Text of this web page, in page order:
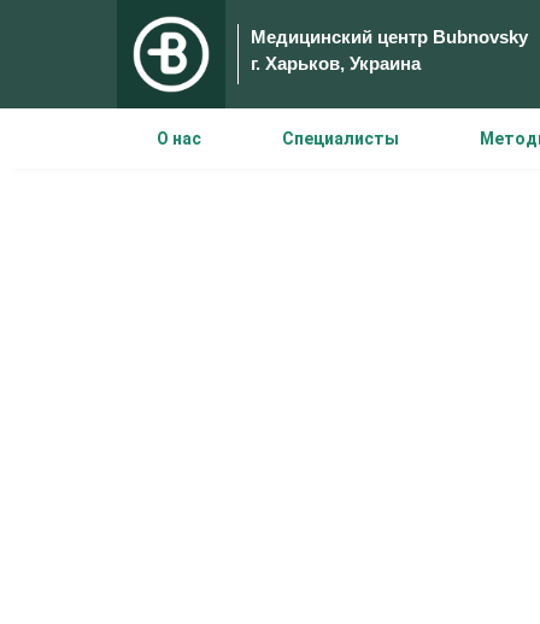
Медицинский центр Bubnovsky
г. Харьков, Украина
О нас Специалисты